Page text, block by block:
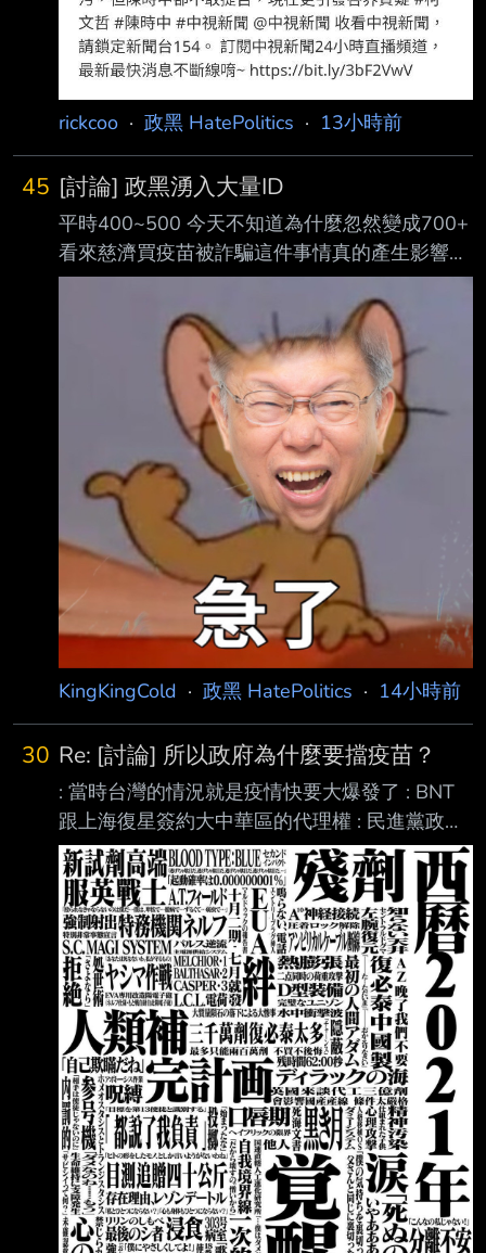
rickcoo · 政黑 HatePolitics · 13小時前
45 [討論] 政黑湧入大量ID
平時400~500 今天不知道為什麼忽然變成700+
看來慈濟買疫苗被詐騙這件事情真的產生影響了
搞到藍白共網軍都坐不住了 花大量人力進來替
當初怎麼黑陳時中洗地 不過你從新聞也能看出
來 一堆藍白共政治人物忽然被迫回答這題 他們
除了加碼加註死不認錯之外好像也沒有其他手段
滅火 所以變成 他們在麥克風前面死不道歉 繼續
騙藍白支持者 同時出現一堆平時沒在逛政黑的
ID幫他們洗地洗白 竄改歷史 把之前騙台灣民眾
的那套發霉論述拿出來用 可憐阿 藍白共網軍 --
KingKingCold · 政黑 HatePolitics · 14小時前
30 Re: [討論] 所以政府為什麼要擋疫苗？
: 當時台灣的情況就是疫情快要大爆發了 : BNT
跟上海復星簽約大中華區的代理權 : 民進黨政府
不想要跟上海買東西 : 硬要跟BNT原廠採購 : 但
是BNT原廠已經把代理權賣給復星 : 他們也不能
直接繞過代理商賣給台灣 : 郭董跟台積電還有慈
濟才會主動要求由民間採購 : 民間採購才會有掮
客跟詐騙問題 : 所以民進黨為什麼不要跟上海復
星買疫苗？ : 直接由政府出面採購不就好了？ : -
---- 陳時中當時刻意為國產疫苗保留市場份額，
但國產疫苗開發速度太慢 陳時中又沉醉於小島
鎖國的成功而高傲自滿 遲未積極處